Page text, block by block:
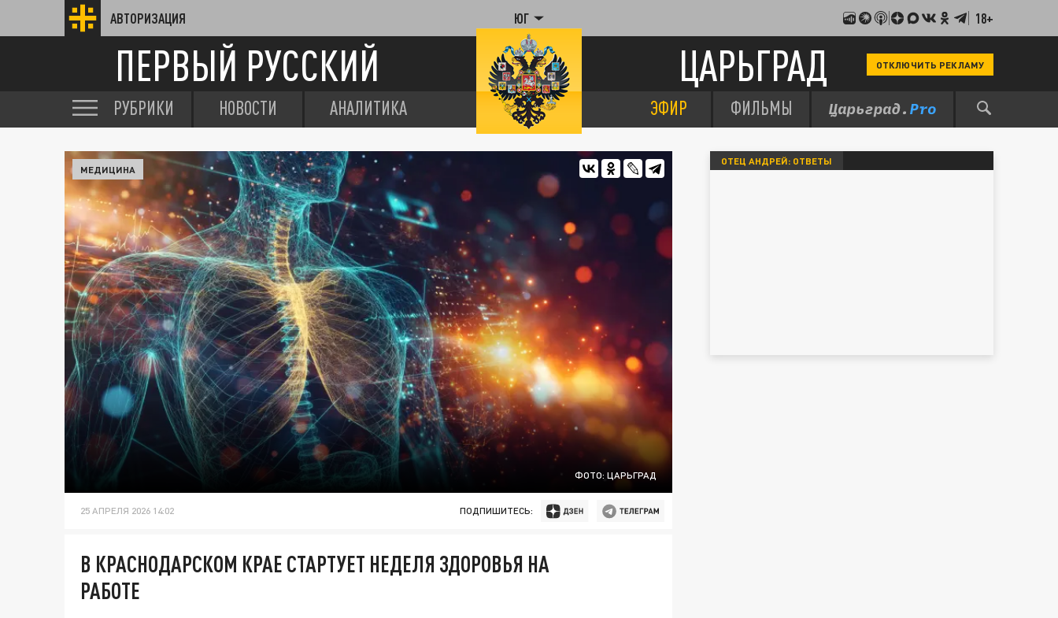
АВТОРИЗАЦИЯ ЮГ 18+
ПЕРВЫЙ РУССКИЙ ЦАРЬГРАД ОТКЛЮЧИТЬ РЕКЛАМУ
РУБРИКИ НОВОСТИ АНАЛИТИКА ЭФИР ФИЛЬМЫ
ФОТО: ЦАРЬГРАД
МЕДИЦИНА
25 АПРЕЛЯ 2026 14:02 ПОДПИШИТЕСЬ:
В КРАСНОДАРСКОМ КРАЕ СТАРТУЕТ НЕДЕЛЯ ЗДОРОВЬЯ НА
РАБОТЕ
ОТЕЦ АНДРЕЙ: ОТВЕТЫ